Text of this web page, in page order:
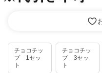
チョコチッ
プ 1セッ
ト
チョコチッ
プ 3セッ
ト